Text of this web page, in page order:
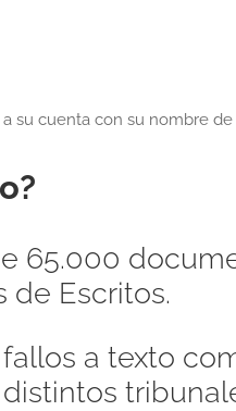
su cuenta con su nombre
65.000
de Escritos.
a texto